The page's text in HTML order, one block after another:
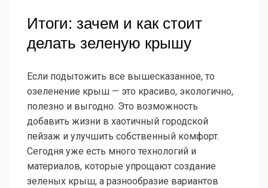
Итоги: зачем и как стоит
делать зеленую крышу
Если подытожить все вышесказанное, то
озеленение крыш — это красиво, экологично,
полезно и выгодно. Это возможность
добавить жизни в хаотичный городской
пейзаж и улучшить собственный комфорт.
Сегодня уже есть много технологий и
материалов, которые упрощают создание
зеленых крыш, а разнообразие вариантов